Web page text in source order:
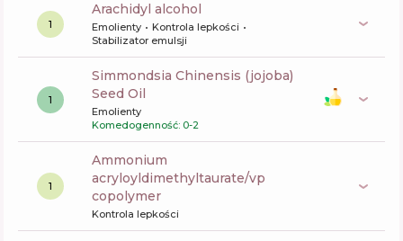
1
arachidyl alcohol
Emolienty
Kontrola lepkości
Stabilizator emulsji
1
Simmondsia Chinensis (jojoba)
Seed Oil
Emolienty
Komedogenność: 0-2
1
ammonium
acryloyldimethyltaurate/vp
copolymer
Kontrola lepkości